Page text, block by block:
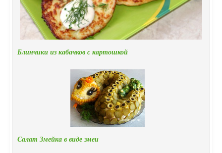
Блинчики из кабачков с картошкой
Салат Змейка в виде змеи